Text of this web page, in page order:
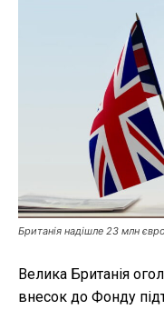
Робота і
Публікації
ФОП
Курс валют
Ми в
Британія надішле 23 млн
Велика Британія
внесок до Фонду